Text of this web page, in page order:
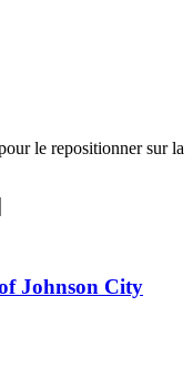
le repositionner sur la
Johnson City